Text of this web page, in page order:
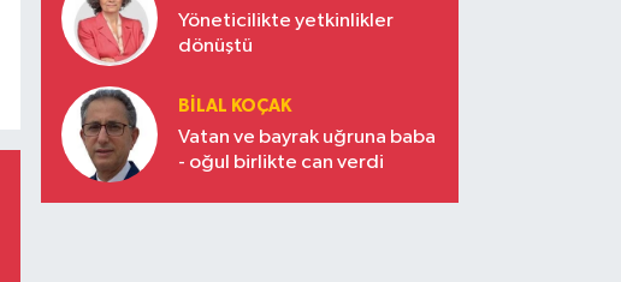
Yöneticilikte yetkinlikler
dönüştü
BILAL KOÇAK
Vatan ve bayrak uğruna baba
- oğul birlikte can verdi